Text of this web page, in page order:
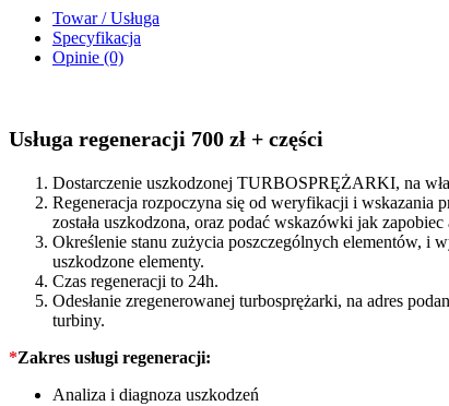
265KM
11658584218
quantity
Towar / Usługa
Specyfikacja
Opinie (0)
Usługa regeneracji 700 zł + części
Dostarczenie uszkodzonej TURBOSPRĘŻARKI, na
Regeneracja rozpoczyna się od weryfikacji i wskazania
została uszkodzona, oraz podać wskazówki jak
Określenie stanu zużycia poszczególnych elementów, i
uszkodzone elementy.
Czas regeneracji to 24h.
Odesłanie zregenerowanej turbosprężarki, na adres
turbiny.
*Zakres usługi regeneracji:
Analiza i diagnoza uszkodzeń